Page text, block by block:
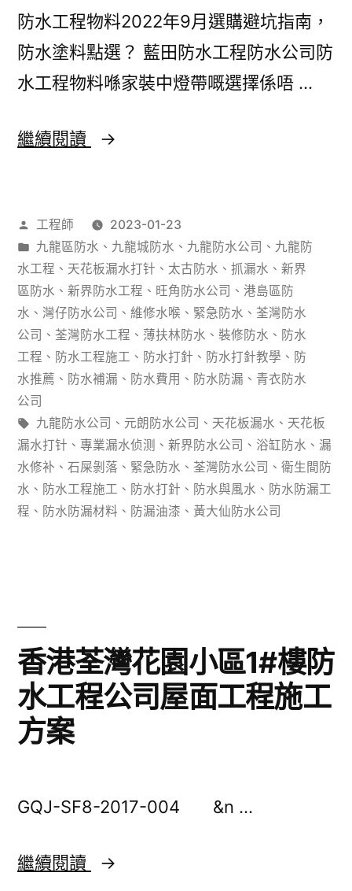
漏
方
案
水
標
準）
防水工程物料2022年9月選購避坑指南，
防水塗料點選？ 藍田防水工程防水公司防
水工程物料喺家裝中燈帶嘅選擇係唔 …
繼續閱讀
防
程
物
料
2022
年
9
月
選
購
避
水
工
點
防
作
者：
工程師
2023-01-23
分
類：
九龍區防水 、 九龍城防水 、 九龍防水公司 、 九龍防
水工程 、 天花板漏水打针 、 太古防水 、 抓漏水 、 新界
區防水 、 新界防水工程 、 旺角防水公司 、 港島區防
水 、 灣仔防水公司 、 維修水喉 、 緊急防水 、 荃灣防水
公司 、 荃灣防水工程 、 薄扶林防水 、 裝修防水 、 防水
工程 、 防水工程施工 、 防水打針 、 防水打針教學 、 防
水推薦 、 防水補漏 、 防水費用 、 防水防漏 、 青衣防水
公司
標
籤:
九龍防水公司 、 元朗防水公司 、 天花板漏水 、 天花板
漏水打针 、 專業漏水侦测 、 新界防水公司 、 浴缸防水 、 漏
水修补 、 石屎剝落 、 緊急防水 、 荃灣防水公司 、 衛生間防
水 、 防水工程施工 、 防水打針 、 防水與風水 、 防水防漏工
程 、 防水防漏材料 、 防漏油漆 、 黃大仙防水公司
香港荃灣花園小區1#樓防
水工程公司屋面工程施工
方案
GQJ-SF8-2017-004 &n …
繼續閱讀
香